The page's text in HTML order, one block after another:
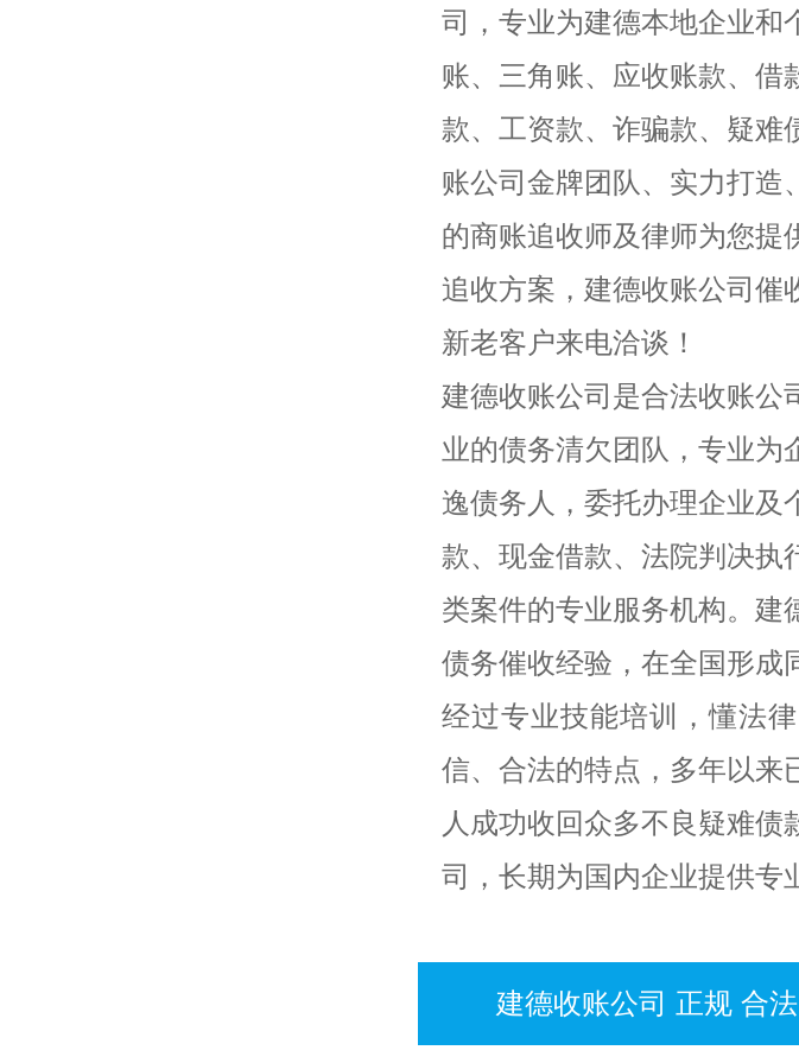
司，专业为建德本地企业和
账、三角账、应收账款、借
款、工资款、诈骗款、疑难
账公司金牌团队、实力打造
的商账追收师及律师为您提
追收方案，建德收账公司催
新老客户来电洽谈！
建德收账公司是合法收账公
业的债务清欠团队，专业为
逸债务人，委托办理企业及
款、现金借款、法院判决执
类案件的专业服务机构。建
债务催收经验，在全国形成
经过专业技能培训，懂法
信、合法的特点，多年以来
人成功收回众多不良疑难
司，长期为国内企业提供专
建德收账公司 正规 合